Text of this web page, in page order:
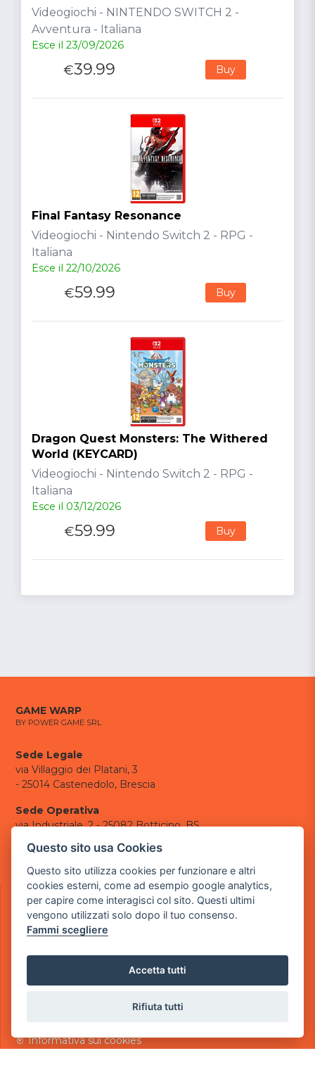
Videogiochi - NINTENDO SWITCH 2 -
Avventura - Italiana
Esce il 23/09/2026
€39.99 Buy
Final Fantasy Resonance
Videogiochi - Nintendo Switch 2 - RPG -
Italiana
Esce il 22/10/2026
€59.99 Buy
Dragon Quest Monsters: The Withered
World (KEYCARD)
Videogiochi - Nintendo Switch 2 - RPG -
Italiana
Esce il 03/12/2026
€59.99 Buy
GAME WARP
BY POWER GAME SRL
Sede Legale
via Villaggio dei Platani, 3
- 25014 Castenedolo, Brescia
Sede Operativa
via Industriale, 2 - 25082 Botticino, BS
Partita iva 03308130982
Cod. SDI: USAL8PV
CONTATTI
e-mail: info@powergame.it
tel.: +39 030 376 2377
tel.: +39 030 336 6259
pec:powergamesrl@legalmail.it
Informativa sui cookies
Questo sito usa Cookies
Questo sito utilizza cookies per funzionare e altri
cookies esterni, come ad esempio google analytics,
per capire come interagisci col sito. Questi ultimi
vengono utilizzati solo dopo il tuo consenso.
Fammi scegliere
Accetta tutti
Rifiuta tutti